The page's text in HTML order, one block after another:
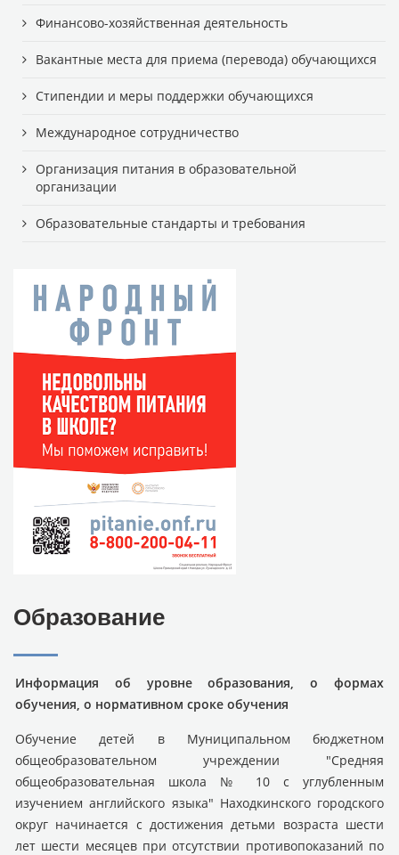
Финансово-хозяйственная деятельность
Вакантные места для приема (перевода) обучающихся
Стипендии и меры поддержки обучающихся
Международное сотрудничество
Организация питания в образовательной
организации
Образовательные стандарты и требования
Образование
Информация об уровне образования, о формах
обучения, о нормативном сроке обучения
Обучение детей в Муниципальном бюджетном
общеобразовательном учреждении "Средняя
общеобразовательная школа № 10 с углубленным
изучением английского языка" Находкинского городского
округ начинается с достижения детьми возраста шести
лет шести месяцев при отсутствии противопоказаний по